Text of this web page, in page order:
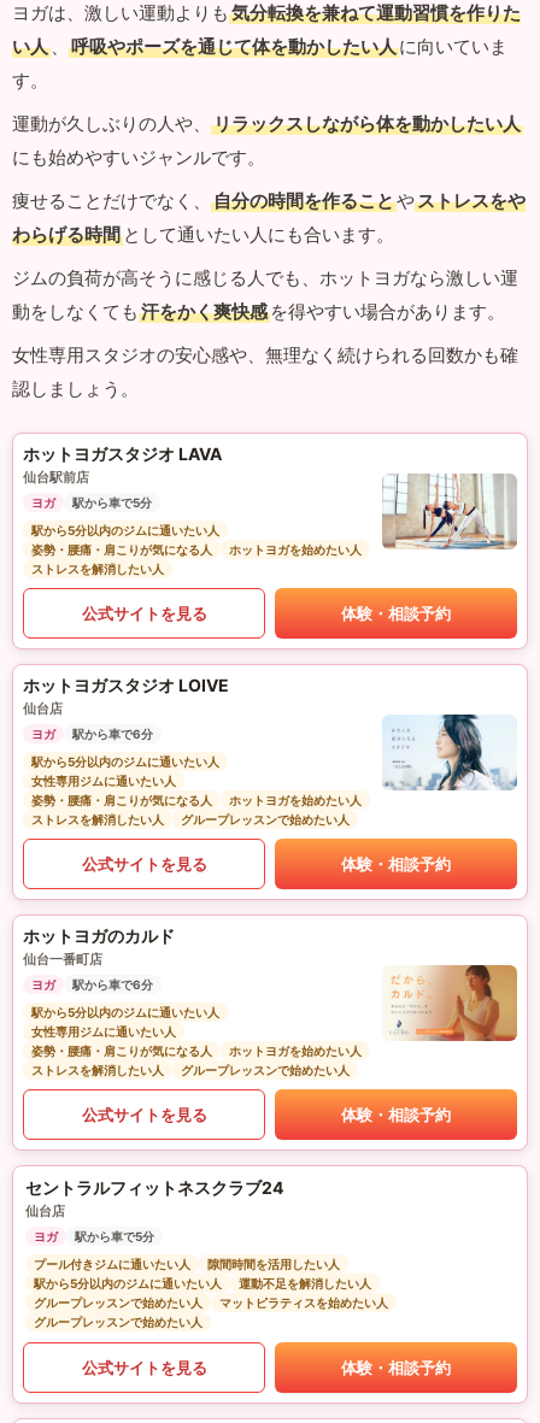
ヨガは、激しい運動よりも 気分転換を兼ねて運動習慣を作りた
い人 、 呼吸やポーズを通じて体を動かしたい人に向いていま
す。
運動が久しぶりの人や、
リラックスしながら体を動かしたい人
にも始めやすいジャンルです。
痩せることだけでなく、
自分の時間を作ることやストレスをや
わらげる時間 として通いたい人にも合います。
ジムの負荷が高そうに感じる人でも、ホットヨガなら激しい運
動をしなくても 汗をかく爽快感 を得やすい場合があります。
女性専用スタジオの安心感や、無理なく続けられる回数かも確
認しましょう。
ホットヨガスタジオ LAVA
仙台駅前店
ヨガ
駅から車で5分
駅から5分以内のジムに通いたい人
姿勢・腰痛・肩こりが気になる人
ホットヨガを始めたい人
ストレスを解消したい人
公式サイトを見る 体験・相談予約
ホットヨガスタジオ LOIVE
仙台店
ヨガ
駅から車で6分
駅から5分以内のジムに通いたい人
女性専用ジムに通いたい人
姿勢・腰痛・肩こりが気になる人
ホットヨガを始めたい人
ストレスを解消したい人
グループレッスンで始めたい人
公式サイトを見る 体験・相談予約
ホットヨガのカルド
仙台一番町店
ヨガ
駅から車で6分
駅から5分以内のジムに通いたい人
女性専用ジムに通いたい人
姿勢・腰痛・肩こりが気になる人
ホットヨガを始めたい人
ストレスを解消したい人
グループレッスンで始めたい人
公式サイトを見る 体験・相談予約
セントラルフィットネスクラブ24
仙台店
ヨガ
駅から車で5分
プール付きジムに通いたい人
隙間時間を活用したい人
駅から5分以内のジムに通いたい人
運動不足を解消したい人
グループレッスンで始めたい人
マットピラティスを始めたい人
グループレッスンで始めたい人
公式サイトを見る 体験・相談予約